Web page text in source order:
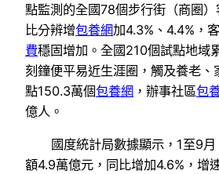
點監測的全國78個步行街（商圈
比分辨增包養網加4.3%、4.4%，
費穩固增加。全國210個試點地域
刻鐘便平易近生涯圈，觸及養老、
點150.3萬個包養網 ，辦事社區包
億人。
國度統計局數據顯示，1至9
額4.9萬億元，同比增加4.6%，增